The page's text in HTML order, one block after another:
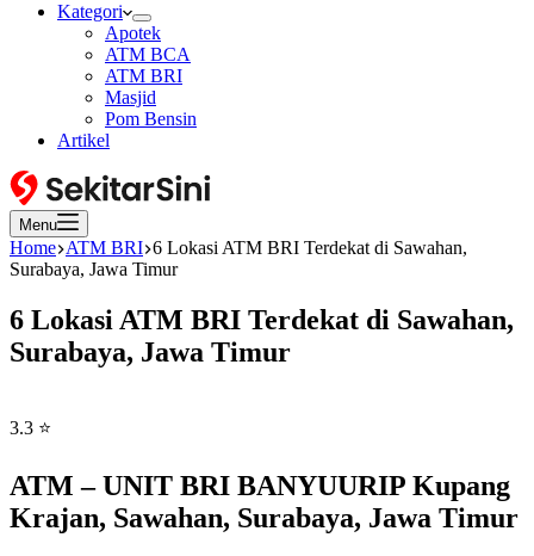
Kategori
Apotek
ATM BCA
ATM BRI
Masjid
Pom Bensin
Artikel
Menu
Home ATM BRI 6 Lokasi ATM BRI Terdekat di Sawahan,
Surabaya, Jawa Timur
6 Lokasi ATM BRI Terdekat di Sawahan,
Surabaya, Jawa Timur
3.3 ⭐
ATM – UNIT BRI BANYUURIP Kupang
Krajan, Sawahan, Surabaya, Jawa Timur